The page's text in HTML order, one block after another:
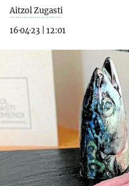
Aitzol Zugasti
16·04·23
12:01